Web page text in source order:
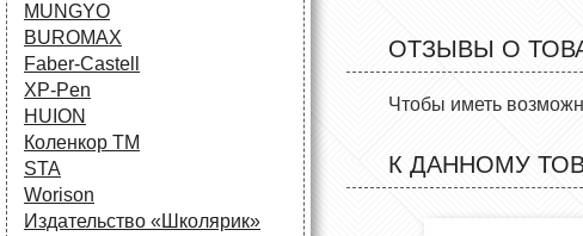
MUNGYO
BUROMAX
Faber-Castell
XP-Pen
HUION
Коленкор ТМ
STA
Worison
Издательство «Школярик»
ОТЗЫВЫ О
Чтобы иметь
К ДАННОМУ